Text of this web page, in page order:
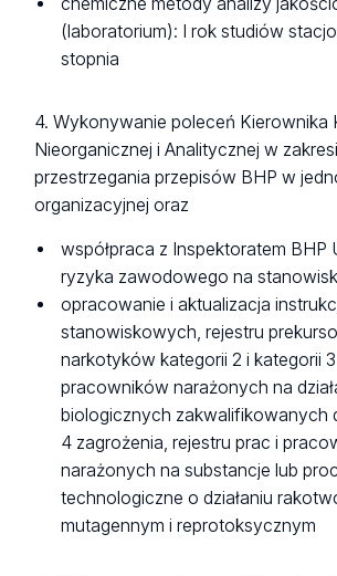
(laboratorium): I rok studiów
stopnia
4. Wykonywanie poleceń Kierownika
Nieorganicznej i Analitycznej w
przestrzegania przepisów BHP w
organizacyjnej oraz
współpraca z Inspektoratem BHP
ryzyka zawodowego na
opracowanie i aktualizacja
stanowiskowych, rejestru
narkotyków kategorii 2 i kategorii
pracowników narażonych na
biologicznych zakwalifikowanych
4 zagrożenia, rejestru prac i
narażonych na substancje lub
technologiczne o działaniu
mutagennym i reprotoksycznym